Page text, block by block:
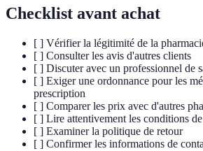
Checklist avant achat
[ ] Vérifier la légitimité de la
[ ] Consulter les avis d'autres clients
[ ] Discuter avec un professionnel de
[ ] Exiger une ordonnance pour les
prescription
[ ] Comparer les prix avec d'autres
[ ] Lire attentivement les conditions
[ ] Examiner la politique de retour
[ ] Confirmer les informations de